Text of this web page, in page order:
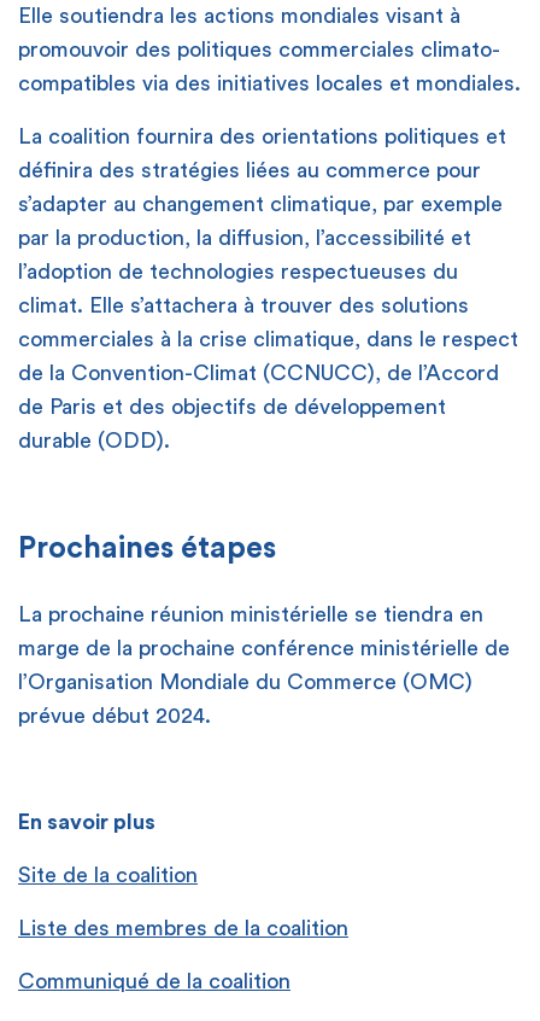
Elle soutiendra les actions mondiales visant à
promouvoir des politiques commerciales climato-
compatibles via des initiatives locales et mondiales.
La coalition fournira des orientations politiques et
définira des stratégies liées au commerce pour
s’adapter au changement climatique, par exemple
par la production, la diffusion, l’accessibilité et
l’adoption de technologies respectueuses du
climat. Elle s’attachera à trouver des solutions
commerciales à la crise climatique, dans le respect
de la Convention-Climat (CCNUCC), de l’Accord
de Paris et des objectifs de développement
durable (ODD).
Prochaines étapes
La prochaine réunion ministérielle se tiendra en
marge de la prochaine conférence ministérielle de
l’Organisation Mondiale du Commerce (OMC)
prévue début 2024.
En savoir plus
Site de la coalition
Liste des membres de la coalition
Communiqué de la coalition